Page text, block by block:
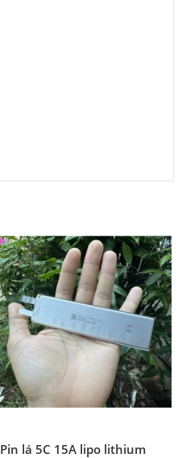
Pin lá 5C 15A lipo lithium